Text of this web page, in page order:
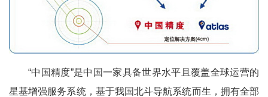
“中国精度”是中国一家具备世界水平且覆盖全球运营的
星基增强服务系统，基于我国北斗导航系统而生，拥有全部